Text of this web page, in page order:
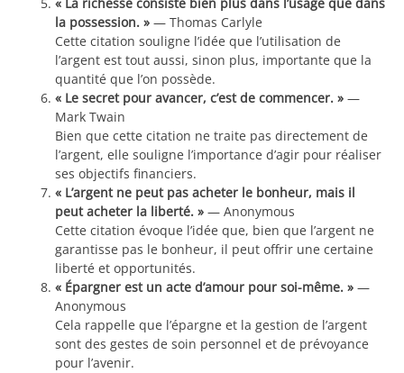
« La richesse consiste bien plus dans l’usage que dans
la possession. » — Thomas Carlyle
Cette citation souligne l’idée que l’utilisation de
l’argent est tout aussi, sinon plus, importante que la
quantité que l’on possède.
« Le secret pour avancer, c’est de commencer. » —
Mark Twain
Bien que cette citation ne traite pas directement de
l’argent, elle souligne l’importance d’agir pour réaliser
ses objectifs financiers.
« L’argent ne peut pas acheter le bonheur, mais il
peut acheter la liberté. » — Anonymous
Cette citation évoque l’idée que, bien que l’argent ne
garantisse pas le bonheur, il peut offrir une certaine
liberté et opportunités.
« Épargner est un acte d’amour pour soi-même. » —
Anonymous
Cela rappelle que l’épargne et la gestion de l’argent
sont des gestes de soin personnel et de prévoyance
pour l’avenir.